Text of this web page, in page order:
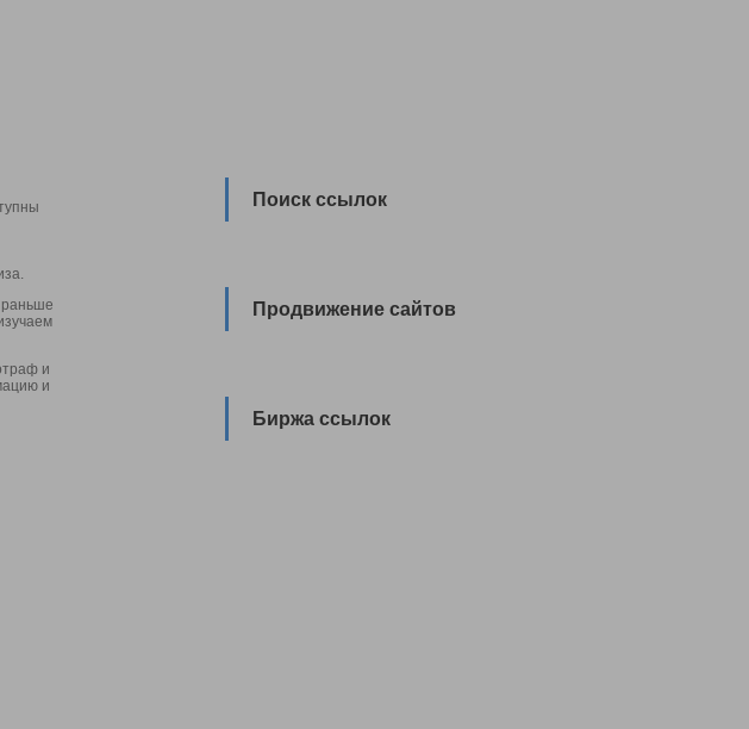
раньше
и
и
Поиск ссылок
Продвижение сайтов
Биржа ссылок